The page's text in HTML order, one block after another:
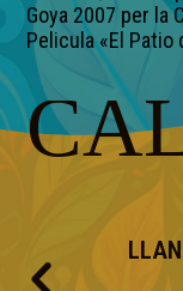
Goya 2007 per la
Pelicula «El Patio